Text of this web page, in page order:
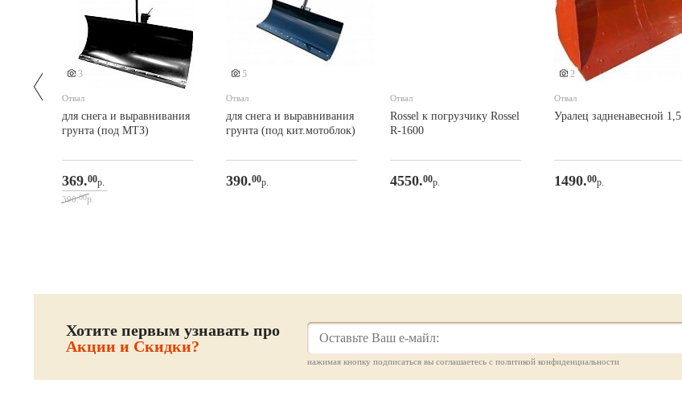
3
Отвал
для снега и выравнивания
грунта (под МТЗ)
369.00р.
390.00р.
5
Отвал
для снега и выравнивания
грунта (под кит.мотоблок)
390.00р.
Отвал
Rossel к погрузчику Rossel
R-1600
4550.00р.
2
Отвал
Уралец задненавесной 1,5
1490.00р.
Хотите первым узнавать про
Акции и Скидки?
нажимая кнопку подписаться вы соглашаетесь с политикой конфиденциальности